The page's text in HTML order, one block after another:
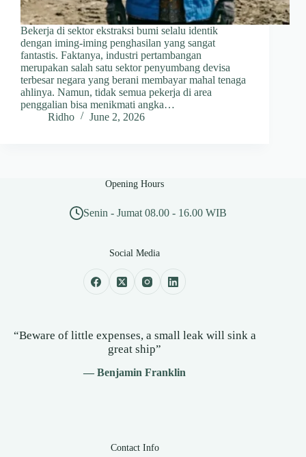
Bekerja di sektor ekstraksi bumi selalu identik
dengan iming-iming penghasilan yang sangat
fantastis. Faktanya, industri pertambangan
merupakan salah satu sektor penyumbang devisa
terbesar negara yang berani membayar mahal tenaga
ahlinya. Namun, tidak semua pekerja di area
penggalian bisa menikmati angka…
Ridho
June 2, 2026
Opening Hours
Senin - Jumat 08.00 - 16.00 WIB
Social Media
“Beware of little expenses, a small leak will sink a
great ship”
— Benjamin Franklin
Contact Info